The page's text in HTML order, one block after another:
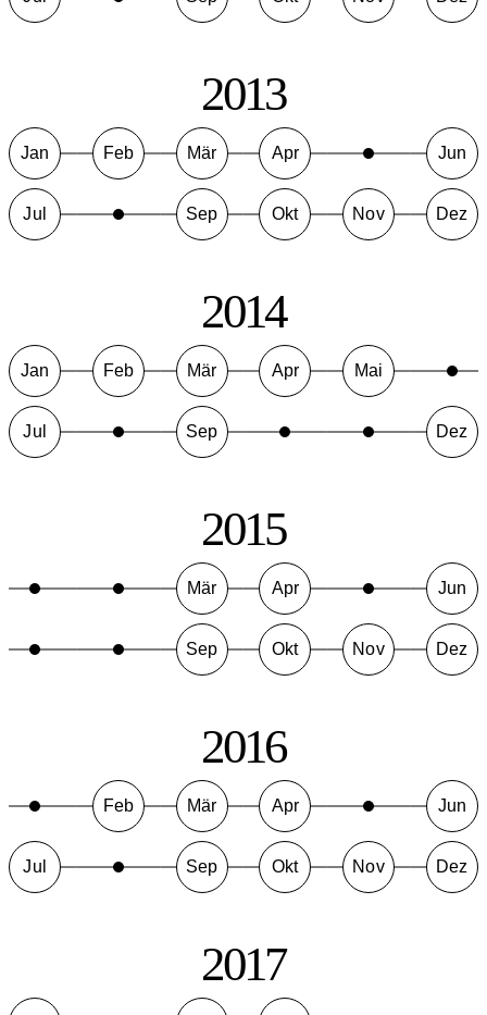
2013
Jan Feb Mär Apr Jun
Jul Sep Okt Nov Dez
2014
Jan Feb Mär Apr Mai
Jul Sep Dez
2015
Mär Apr Jun
Sep Okt Nov Dez
2016
Feb Mär Apr Jun
Jul Sep Okt Nov Dez
2017